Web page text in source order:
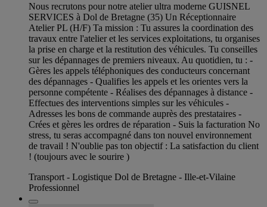
Nous recrutons pour notre atelier ultra moderne GUISNEL
SERVICES à Dol de Bretagne (35) Un Réceptionnaire
Atelier PL (H/F) Ta mission : Tu assures la coordination des
travaux entre l'atelier et les services exploitations, tu organises
la prise en charge et la restitution des véhicules. Tu conseilles
sur les dépannages de premiers niveaux. Au quotidien, tu : -
Gères les appels téléphoniques des conducteurs concernant
des dépannages - Qualifies les appels et les orientes vers la
personne compétente - Réalises des dépannages à distance -
Effectues des interventions simples sur les véhicules -
Adresses les bons de commande auprès des prestataires -
Crées et gères les ordres de réparation - Suis la facturation No
stress, tu seras accompagné dans ton nouvel environnement
de travail ! N'oublie pas ton objectif : La satisfaction du client
! (toujours avec le sourire )
Transport - Logistique Dol de Bretagne - Ille-et-Vilaine
Professionnel